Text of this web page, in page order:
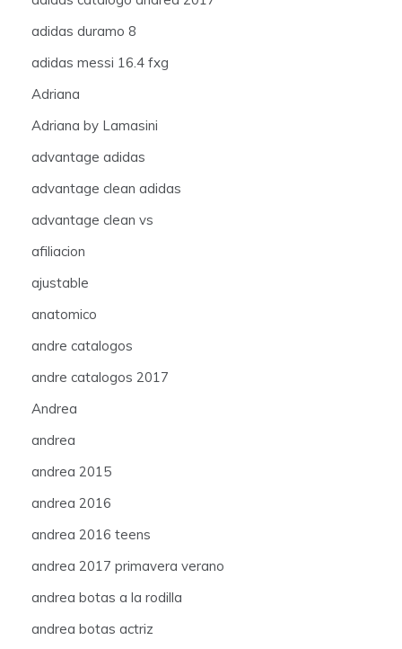
adidas duramo 8
adidas messi 16.4 fxg
Adriana
Adriana by Lamasini
advantage adidas
advantage clean adidas
advantage clean vs
afiliacion
ajustable
anatomico
andre catalogos
andre catalogos 2017
Andrea
andrea
andrea 2015
andrea 2016
andrea 2016 teens
andrea 2017 primavera verano
andrea botas a la rodilla
andrea botas actriz